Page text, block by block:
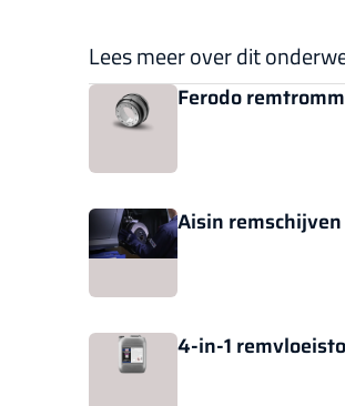
Lees meer over dit
Ferodo
Aisin
4-in-1